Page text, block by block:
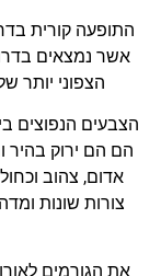
התופעה קורית
אשר נמצאים
הצפוני יותר
הצבעים הנפוצים
הם הם ירוק בהיר
אדום, צהוב
צורות שונות
את הגורמים